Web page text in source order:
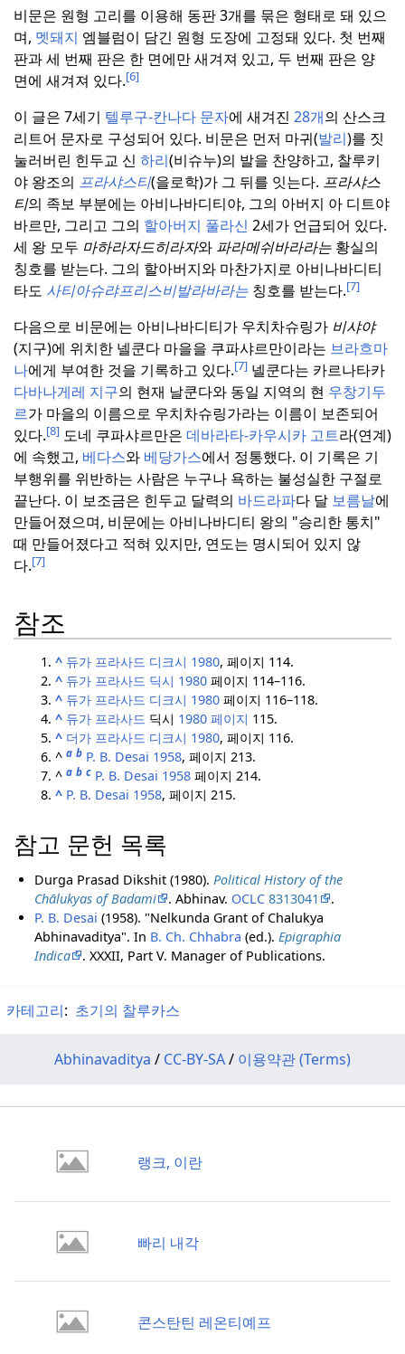
비문은 원형 고리를 이용해 동판 3개를 묶은 형태로 돼 있으
며, 멧돼지 엠블럼이 담긴 원형 도장에 고정돼 있다. 첫 번째
판과 세 번째 판은 한 면에만 새겨져 있고, 두 번째 판은 양
면에 새겨져 있다.[6]
이 글은 7세기 텔루구-칸나다 문자에 새겨진 28개의 산스크
리트어 문자로 구성되어 있다. 비문은 먼저 마귀(발리)를 짓
눌러버린 힌두교 신 하리(비슈누)의 발을 찬양하고, 찰루키
야 왕조의 프라샤스티(을로학)가 그 뒤를 잇는다. 프라샤스
티의 족보 부분에는 아비나바디티야, 그의 아버지 아 디트야
바르만, 그리고 그의 할아버지 풀라신 2세가 언급되어 있다.
세 왕 모두 마하라자드히라자와 파라메쉬바라라는 황실의
칭호를 받는다. 그의 할아버지와 마찬가지로 아비나바디티
타도 사티아슈랴프리스비발라바라는 칭호를 받는다.[7]
다음으로 비문에는 아비나바디티가 우치차슈링가 비샤야
(지구)에 위치한 넬쿤다 마을을 쿠파샤르만이라는 브라흐마
나에게 부여한 것을 기록하고 있다.[7] 넬쿤다는 카르나타카
다바나게레 지구의 현재 날쿤다와 동일 지역의 현 우창기두
르가 마을의 이름으로 우치차슈링가라는 이름이 보존되어
있다.[8] 도네 쿠파샤르만은 데바라타-카우시카 고트라(연계)
에 속했고, 베다스와 베당가스에서 정통했다. 이 기록은 기
부행위를 위반하는 사람은 누구나 욕하는 불성실한 구절로
끝난다. 이 보조금은 힌두교 달력의 바드라파다 달 보름날에
만들어졌으며, 비문에는 아비나바디티 왕의 "승리한 통치"
때 만들어졌다고 적혀 있지만, 연도는 명시되어 있지 않
다.[7]
참조
^ 듀가 프라사드 디크시 1980, 페이지 114.
^ 듀가 프라사드 딕시 1980 페이지 114–116.
^ 듀가 프라사드 디크시 1980 페이지 116–118.
^ 듀가 프라사드 딕시 1980 페이지 115.
^ 더가 프라사드 디크시 1980, 페이지 116.
^a b P. B. Desai 1958, 페이지 213.
^a b c P. B. Desai 1958 페이지 214.
^ P. B. Desai 1958, 페이지 215.
참고 문헌 목록
Durga Prasad Dikshit (1980).Political History of the
Chālukyas of Badami
. Abhinav. OCLC 8313041
.
P. B. Desai (1958). "Nelkunda Grant of Chalukya
Abhinavaditya". In B. Ch. Chhabra (ed.).Epigraphia
Indica
. XXXII, Part V. Manager of Publications.
카테고리: 초기의 찰루카스
Abhinavaditya / CC-BY-SA/ 이용약관 (Terms)
랭크, 이란
빠리 내각
콘스탄틴 레온티예프